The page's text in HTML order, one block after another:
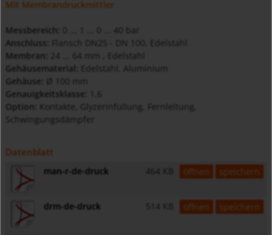
Mit Membrandruckmittler
Messbereich:
0 ... 1 ... 0 ... 40 bar
Anschluss:
Flansch DN25 - DN 100, Edelstahl
Membran:
24 ... 64 mm , Edelstahl
Gehäusematerial:
Edelstahl, Aluminium
Gehäuse: Ø 100 mm
Genauigkeitsklasse:
Option:
Kontakte, Glyzerinfüllung, Fernleitung,
Schwingungsdämpfer
Datenblatt
man-r-de-druck 464 KB öffnen speichern
drm-de-druck 514 KB öffnen speichern